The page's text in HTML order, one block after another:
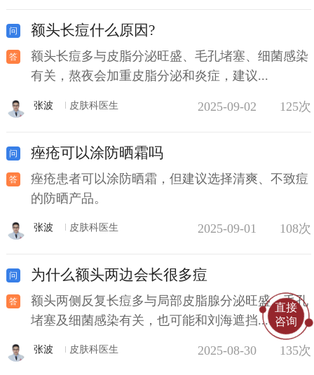
额头长痘什么原因?
额头长痘多与皮脂分泌旺盛、毛孔堵塞、细菌感染
有关，熬夜会加重皮脂分泌和炎症，建议...
张波 皮肤科医生 2025-09-02 125次
痤疮可以涂防晒霜吗
痤疮患者可以涂防晒霜，但建议选择清爽、不致痘
的防晒产品。
张波 皮肤科医生 2025-09-01 108次
为什么额头两边会长很多痘
额头两侧反复长痘多与局部皮脂腺分泌旺盛、毛孔
堵塞及细菌感染有关，也可能和刘海遮挡...
张波 皮肤科医生 2025-08-30 135次
直接
咨询